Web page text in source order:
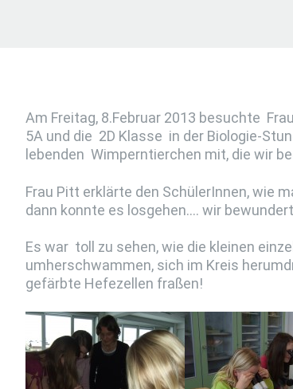
Am Freitag, 8.Februar 2013 besuchte
5A und die 2D Klasse in der Biologie-
lebenden Wimperntierchen mit, die wir
Frau Pitt erklärte den SchülerInnen, wie
dann konnte es losgehen…. wir
Es war toll zu sehen, wie die kleinen
umherschwammen, sich im Kreis
gefärbte Hefezellen fraßen!